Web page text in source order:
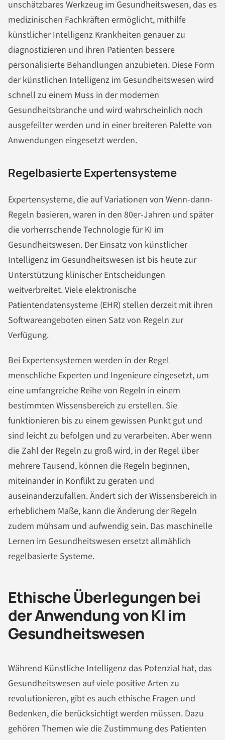
unschätzbares Werkzeug im Gesundheitswesen, das es
medizinischen Fachkräften ermöglicht, mithilfe
künstlicher Intelligenz Krankheiten genauer zu
diagnostizieren und ihren Patienten bessere
personalisierte Behandlungen anzubieten. Diese Form
der künstlichen Intelligenz im Gesundheitswesen wird
schnell zu einem Muss in der modernen
Gesundheitsbranche und wird wahrscheinlich noch
ausgefeilter werden und in einer breiteren Palette von
Anwendungen eingesetzt werden.
Regelbasierte Expertensysteme
Expertensysteme, die auf Variationen von Wenn-dann-
Regeln basieren, waren in den 80er-Jahren und später
die vorherrschende Technologie für KI im
Gesundheitswesen. Der Einsatz von künstlicher
Intelligenz im Gesundheitswesen ist bis heute zur
Unterstützung klinischer Entscheidungen
weitverbreitet. Viele elektronische
Patientendatensysteme (EHR) stellen derzeit mit ihren
Softwareangeboten einen Satz von Regeln zur
Verfügung.
Bei Expertensystemen werden in der Regel
menschliche Experten und Ingenieure eingesetzt, um
eine umfangreiche Reihe von Regeln in einem
bestimmten Wissensbereich zu erstellen. Sie
funktionieren bis zu einem gewissen Punkt gut und
sind leicht zu befolgen und zu verarbeiten. Aber wenn
die Zahl der Regeln zu groß wird, in der Regel über
mehrere Tausend, können die Regeln beginnen,
miteinander in Konflikt zu geraten und
auseinanderzufallen. Ändert sich der Wissensbereich in
erheblichem Maße, kann die Änderung der Regeln
zudem mühsam und aufwendig sein. Das maschinelle
Lernen im Gesundheitswesen ersetzt allmählich
regelbasierte Systeme.
Ethische Überlegungen bei
der Anwendung von KI im
Gesundheitswesen
Während Künstliche Intelligenz das Potenzial hat, das
Gesundheitswesen auf viele positive Arten zu
revolutionieren, gibt es auch ethische Fragen und
Bedenken, die berücksichtigt werden müssen. Dazu
gehören Themen wie die Zustimmung des Patienten